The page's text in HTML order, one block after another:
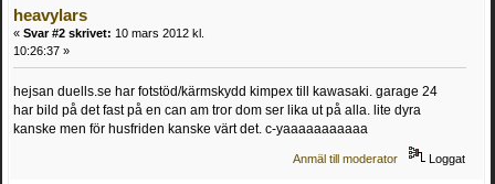
heavylars
« Svar #2 skrivet: 10 mars 2012 kl.
10:26:37 »
hejsan duells.se har fotstöd/kärmskydd kimpex till kawasaki. garage 24
har bild på det fast på en can am tror dom ser lika ut på alla. lite dyra
kanske men för husfriden kanske värt det. c-yaaaaaaaaaaa
Anmäl till moderator Loggat